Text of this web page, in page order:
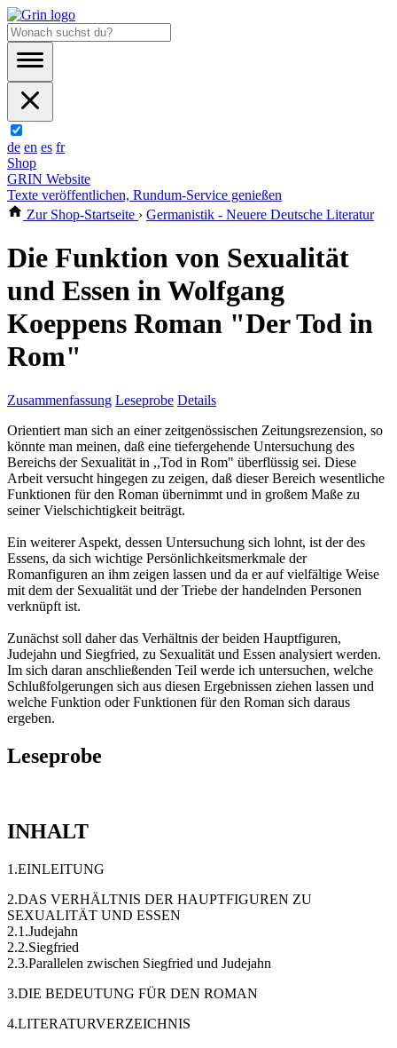
de en es fr
Shop
GRIN Website
Texte veröffentlichen, Rundum-Service genießen
Zur Shop-Startseite › Germanistik - Neuere Deutsche Literatur
Die Funktion von Sexualität
und Essen in Wolfgang
Koeppens Roman "Der Tod in
Rom"
Zusammenfassung Leseprobe Details
Orientiert man sich an einer zeitgenössischen Zeitungsrezension, so
könnte man meinen, daß eine tiefergehende Untersuchung des
Bereichs der Sexualität in ,,Tod in Rom" überflüssig sei. Diese
Arbeit versucht hingegen zu zeigen, daß dieser Bereich wesentliche
Funktionen für den Roman übernimmt und in großem Maße zu
seiner Vielschichtigkeit beiträgt.
Ein weiterer Aspekt, dessen Untersuchung sich lohnt, ist der des
Essens, da sich wichtige Persönlichkeitsmerkmale der
Romanfiguren an ihm zeigen lassen und da er auf vielfältige Weise
mit dem der Sexualität und der Triebe der handelnden Personen
verknüpft ist.
Zunächst soll daher das Verhältnis der beiden Hauptfiguren,
Judejahn und Siegfried, zu Sexualität und Essen analysiert werden.
Im sich daran anschließenden Teil werde ich untersuchen, welche
Schlußfolgerungen sich aus diesen Ergebnissen ziehen lassen und
welche Funktion oder Funktionen für den Roman sich daraus
ergeben.
Leseprobe
INHALT
1.EINLEITUNG
2.DAS VERHÄLTNIS DER HAUPTFIGUREN ZU
SEXUALITÄT UND ESSEN
2.1.Judejahn
2.2.Siegfried
2.3.Parallelen zwischen Siegfried und Judejahn
3.DIE BEDEUTUNG FÜR DEN ROMAN
4.LITERATURVERZEICHNIS